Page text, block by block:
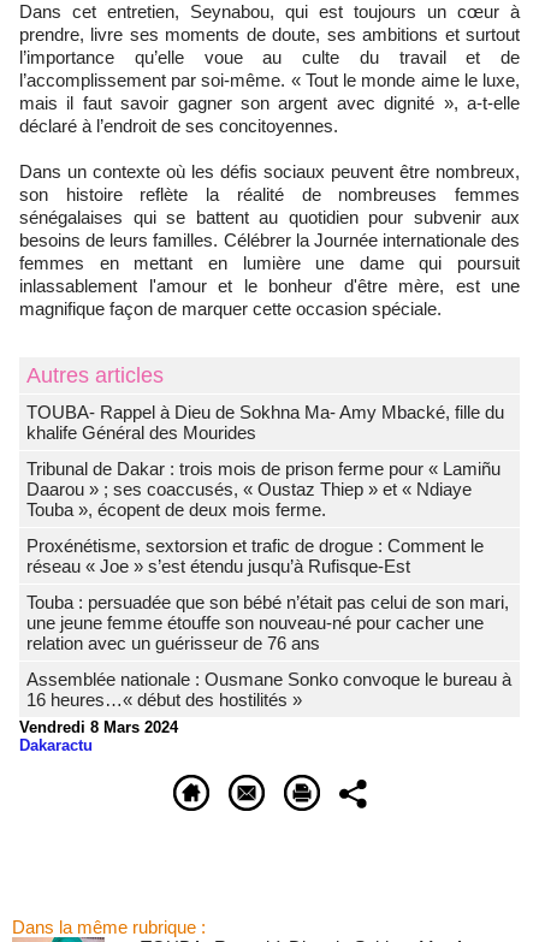
Dans cet entretien, Seynabou, qui est toujours un cœur à
prendre, livre ses moments de doute, ses ambitions et surtout
l’importance qu’elle voue au culte du travail et de
l’accomplissement par soi-même. « Tout le monde aime le luxe,
mais il faut savoir gagner son argent avec dignité », a-t-elle
déclaré à l’endroit de ses concitoyennes.
Dans un contexte où les défis sociaux peuvent être nombreux,
son histoire reflète la réalité de nombreuses femmes
sénégalaises qui se battent au quotidien pour subvenir aux
besoins de leurs familles. Célébrer la Journée internationale des
femmes en mettant en lumière une dame qui poursuit
inlassablement l'amour et le bonheur d'être mère, est une
magnifique façon de marquer cette occasion spéciale.
Autres articles
TOUBA- Rappel à Dieu de Sokhna Ma- Amy Mbacké, fille du
khalife Général des Mourides
Tribunal de Dakar : trois mois de prison ferme pour « Lamiñu
Daarou » ; ses coaccusés, « Oustaz Thiep » et « Ndiaye
Touba », écopent de deux mois ferme.
Proxénétisme, sextorsion et trafic de drogue : Comment le
réseau « Joe » s’est étendu jusqu’à Rufisque-Est
Touba : persuadée que son bébé n’était pas celui de son mari,
une jeune femme étouffe son nouveau-né pour cacher une
relation avec un guérisseur de 76 ans
Assemblée nationale : Ousmane Sonko convoque le bureau à
16 heures…« début des hostilités »
Vendredi 8 Mars 2024
Dakaractu
Dans la même rubrique :